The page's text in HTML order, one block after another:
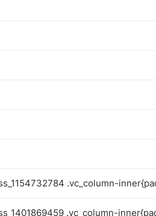
.vc_column-
.vc_column-